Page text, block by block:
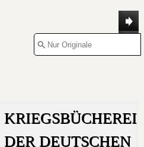
KRIEGSBÜCHEREI
DER DEUTSCHEN